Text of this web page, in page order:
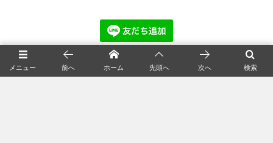
猫の新着記事
メニュー 検索
前へ ホーム 先頭へ 次へ